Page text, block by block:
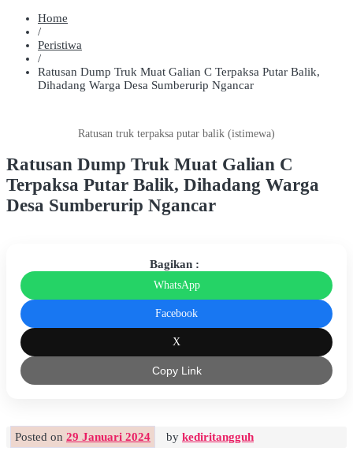
Home
/
Peristiwa
/
Ratusan Dump Truk Muat Galian C Terpaksa Putar Balik,
Dihadang Warga Desa Sumberurip Ngancar
Ratusan truk terpaksa putar balik (istimewa)
Ratusan Dump Truk Muat Galian C
Terpaksa Putar Balik, Dihadang Warga
Desa Sumberurip Ngancar
Bagikan :
WhatsApp
Facebook
X
Copy Link
Posted on 29 Januari 2024 by kediritangguh